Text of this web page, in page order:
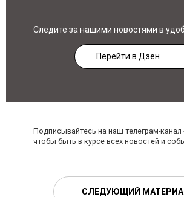
Следите за нашими новостями в
Перейти в Дзен
Подписывайтесь на наш телеграм-канал
чтобы быть в курсе всех новостей и
СЛЕДУЮЩИЙ